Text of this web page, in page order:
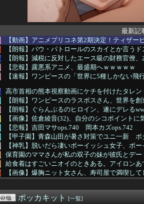
最新記
【動画】アニメプリコネ第2期決定！ティザー
【朗報】パウ・パトロールのスカイとか言う
【朗報】減税に反対したエース級の財務官僚
【悲報】露悪系アニメ、最盛期へｗｗｗｗｗ
【速報】ワンピースの「世界に5種しかない飛
高市首相の熊本視察動画にケチを付けたタレ
【朗報】ワンピースのラスボスさん、世界を
【朗報】ぐらんぶるのヒロイン、遂にデレる
【画像】佐倉綾音(32)、自分のシコポイントに
【悲報】吉田マサops.740 岡本カズops.742
【甲子園】青森山田が暑さ対策でユニ一新 ボ
【神乳】脱いだら凄いボーイッシュ女子、ボ
保育園のママさんが私の双子の妹が彼氏とデ
給食着はすごいニオイのときある。アイロン
【画像】爆胸ニット女さん、寿司屋で満喫し
【悲報】東京都民「助けて。通勤時間減らし
冷蔵庫へ入れた富山土産の鱒寿司『飯が硬くな
ポッカキット [一覧]